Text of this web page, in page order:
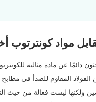
مواد كونترتوب
دائمًا عن مادة مثالية
الفولاذ المقاوم للصدأ في مطابخ
ولكنها ليست فعالة من حيث